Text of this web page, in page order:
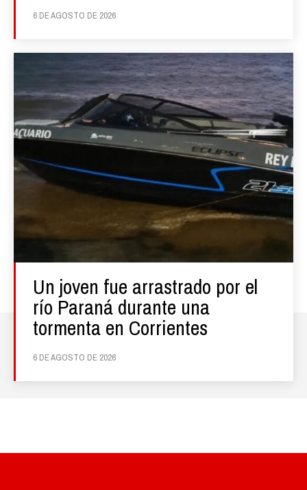
6 DE AGOSTO DE 2026
Un joven fue arrastrado por el
río Paraná durante una
tormenta en Corrientes
6 DE AGOSTO DE 2026